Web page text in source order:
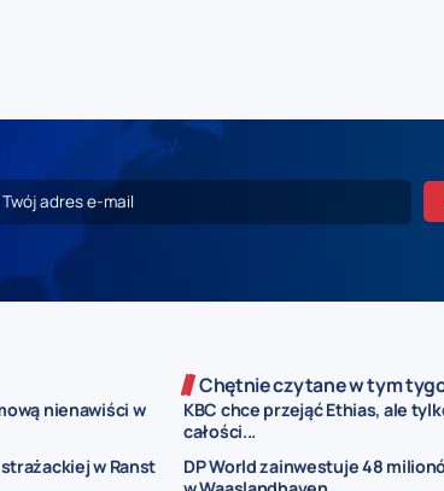
nienawiści w
w Ranst
Chętnie czytane w tym
KBC chce przejąć Ethias, ale
całości...
DP World zainwestuje 48